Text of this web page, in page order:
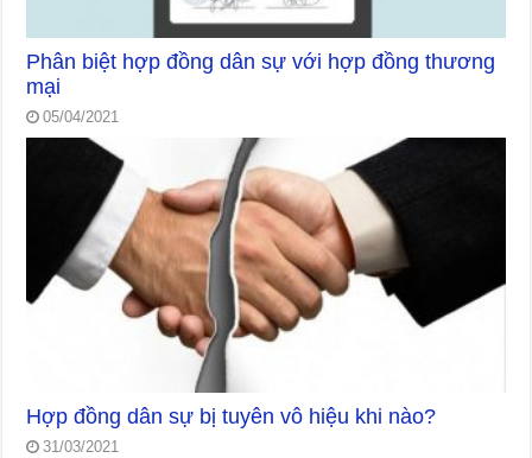
Phân biệt hợp đồng dân sự với hợp đồng thương
mại
05/04/2021
Hợp đồng dân sự bị tuyên vô hiệu khi nào?
31/03/2021